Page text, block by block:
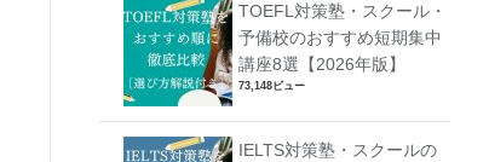
TOEFL対策塾・スクール・
予備校のおすすめ短期集中
講座8選【2026年版】
73,148ビュー
IELTS対策塾・スクールの